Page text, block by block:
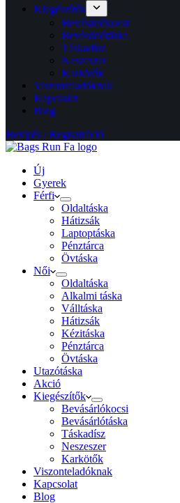
Kiegészítők
Bevásárlókocsi
Bevásárlótáska
Táskadísz
Neszeszer
Karkötők
Viszonteladóknak
Kapcsolat
Blog
Belépés / Regisztráció
Új
Gyerek
Férfi
Oldaltáska
Hátizsák
Laptoptáska
Pénztárca
Övtáska
Női
Oldaltáska
Alkalmi táska
Válltáska
Hátizsák
Kézitáska
Pénztárca
Övtáska
Utazótáska
Akció
Kiegészítők
Bevásárlókocsi
Bevásárlótáska
Táskadísz
Neszeszer
Karkötők
Viszonteladóknak
Kapcsolat
Blog